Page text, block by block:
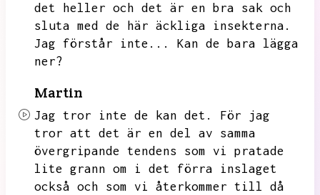
det heller och det är en bra sak och
sluta med de här äckliga insekterna.
Jag förstår inte...
Kan de bara lägga
ner?
Martin
Jag tror inte de kan det.
För jag
tror att det är en del av samma
övergripande tendens som vi pratade
lite grann om i det förra inslaget
också och som vi återkommer till då